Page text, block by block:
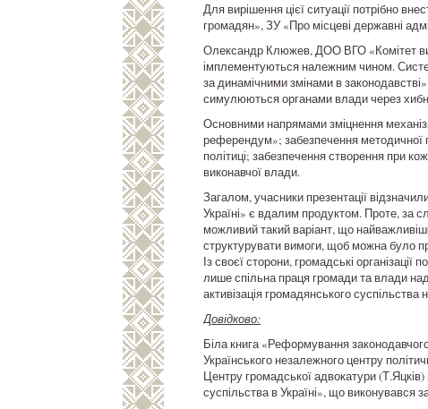
Для вирішення цієї ситуації потрібно
громадян», ЗУ «Про місцеві державні
Олександр Клюжев, ДОО ВГО «Комітет
імплементуються належним чином.
за динамічними змінами в
симулюються органами влади через
Основними напрямами зміцнення
референдум»; забезпечення методичної
політиці; забезпечення створення при
виконавчої влади.
Загалом, учасники презентації
Україні» є вдалим продуктом. Проте, за
можливий такий варіант, що
структурувати вимоги, щоб можна було
Із своєї сторони, громадські
лише спільна праця громади та влади
активізація громадянського
Довідково:
Біла книга «Реформування
Українського незалежного центру
Центру громадської адвокатури
суспільства в Україні», що виконувався